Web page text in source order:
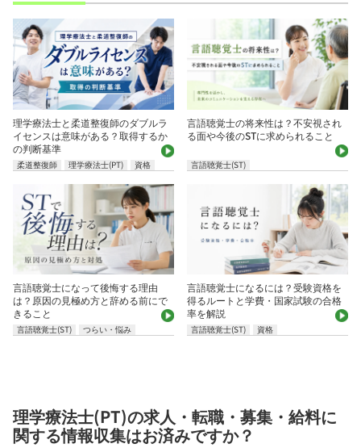
理学療法士と柔道整復師のダブルラ
イセンスは意味がある？取得するか
の判断基準
柔道整復師 理学療法士(PT) 資格
言語聴覚士の将来性は？不安視され
る面や今後のSTに求められること
言語聴覚士(ST)
言語聴覚士になって後悔する理由
は？原因の見極め方と辞める前にで
きること
言語聴覚士(ST) つらい・悩み
言語聴覚士になるには？受験資格を
得るルートと学費・国家試験の合格
率を解説
言語聴覚士(ST) 資格
理学療法士(PT)の求人・転職・募集・給料に
関する情報収集はお済みですか？